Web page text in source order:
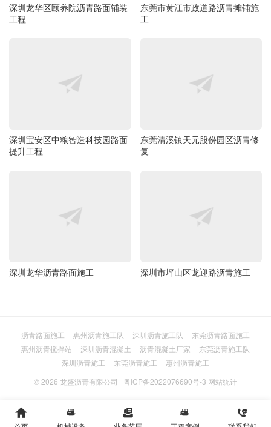
深圳龙华区颐养院沥青路面铺装
工程
东莞市黄江市政道路沥青摊铺施
工
深圳宝安区中粮智造科技园路面
提升工程
东莞清溪镇天元股份园区沥青修
复
深圳龙华沥青路面施工 深圳市坪山区龙迎路沥青施工
沥青路面施工 惠州沥青施工队 深圳沥青施工队
东莞沥青路面施工
惠州沥青搅拌站
深圳沥青混凝土 沥青混凝土厂家
东莞沥青施工队
深圳沥青施工
东莞沥青施工
惠州沥青施工
© 2026 龙盛沥青有限公司 粤ICP备2022076690号-3 网站统计
    